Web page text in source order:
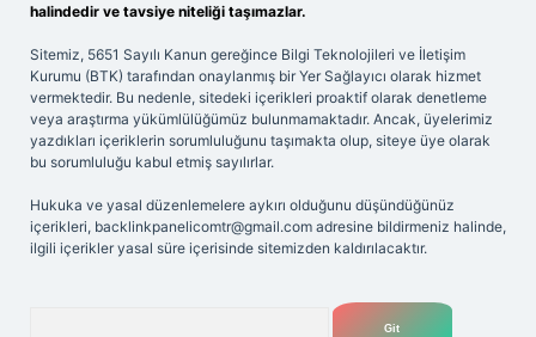
halindedir ve tavsiye niteliği taşımazlar.
Sitemiz, 5651 Sayılı Kanun gereğince Bilgi Teknolojileri ve İletişim
Kurumu (BTK) tarafından onaylanmış bir Yer Sağlayıcı olarak hizmet
vermektedir. Bu nedenle, sitedeki içerikleri proaktif olarak denetleme
veya araştırma yükümlülüğümüz bulunmamaktadır. Ancak, üyelerimiz
yazdıkları içeriklerin sorumluluğunu taşımakta olup, siteye üye olarak
bu sorumluluğu kabul etmiş sayılırlar.
Hukuka ve yasal düzenlemelere aykırı olduğunu düşündüğünüz
içerikleri, backlinkpanelicomtr@gmail.com adresine bildirmeniz halinde,
ilgili içerikler yasal süre içerisinde sitemizden kaldırılacaktır.